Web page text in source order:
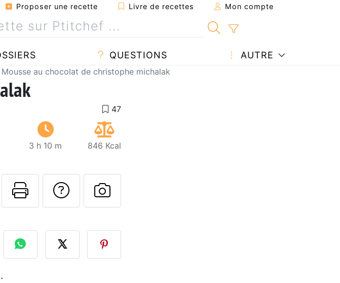
Proposer une recette Livre de recettes Mon compte
QUESTIONS AUTRE
Mousse au chocolat de christophe michalak
3 h 10 m 846 Kcal
cette recette à un ami
Imprimer cette page
Poser une question à l'auteur
Publier votre photo de cette